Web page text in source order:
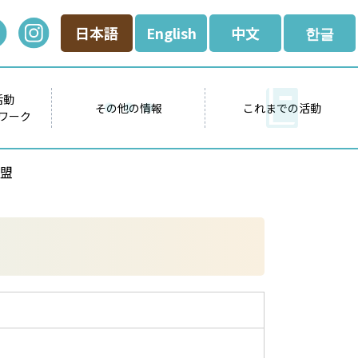
日本語 English 中文 한글
動
ーク
その他の情報 これまでの活動